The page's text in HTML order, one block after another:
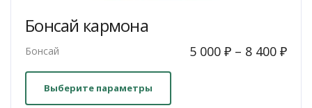
Бонсай кармона
Бонсай 5 000 ₽ – 8 400 ₽
Выберите параметры